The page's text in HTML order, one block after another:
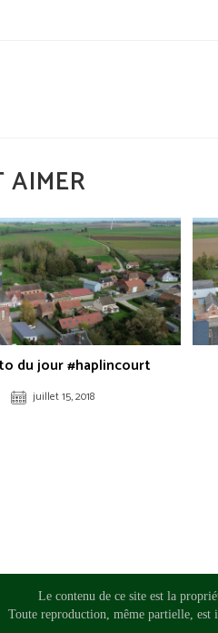
AIMER
du jour #haplincourt
juillet 15, 2018
Le contenu de ce site est la
Toute reproduction, même partielle, est